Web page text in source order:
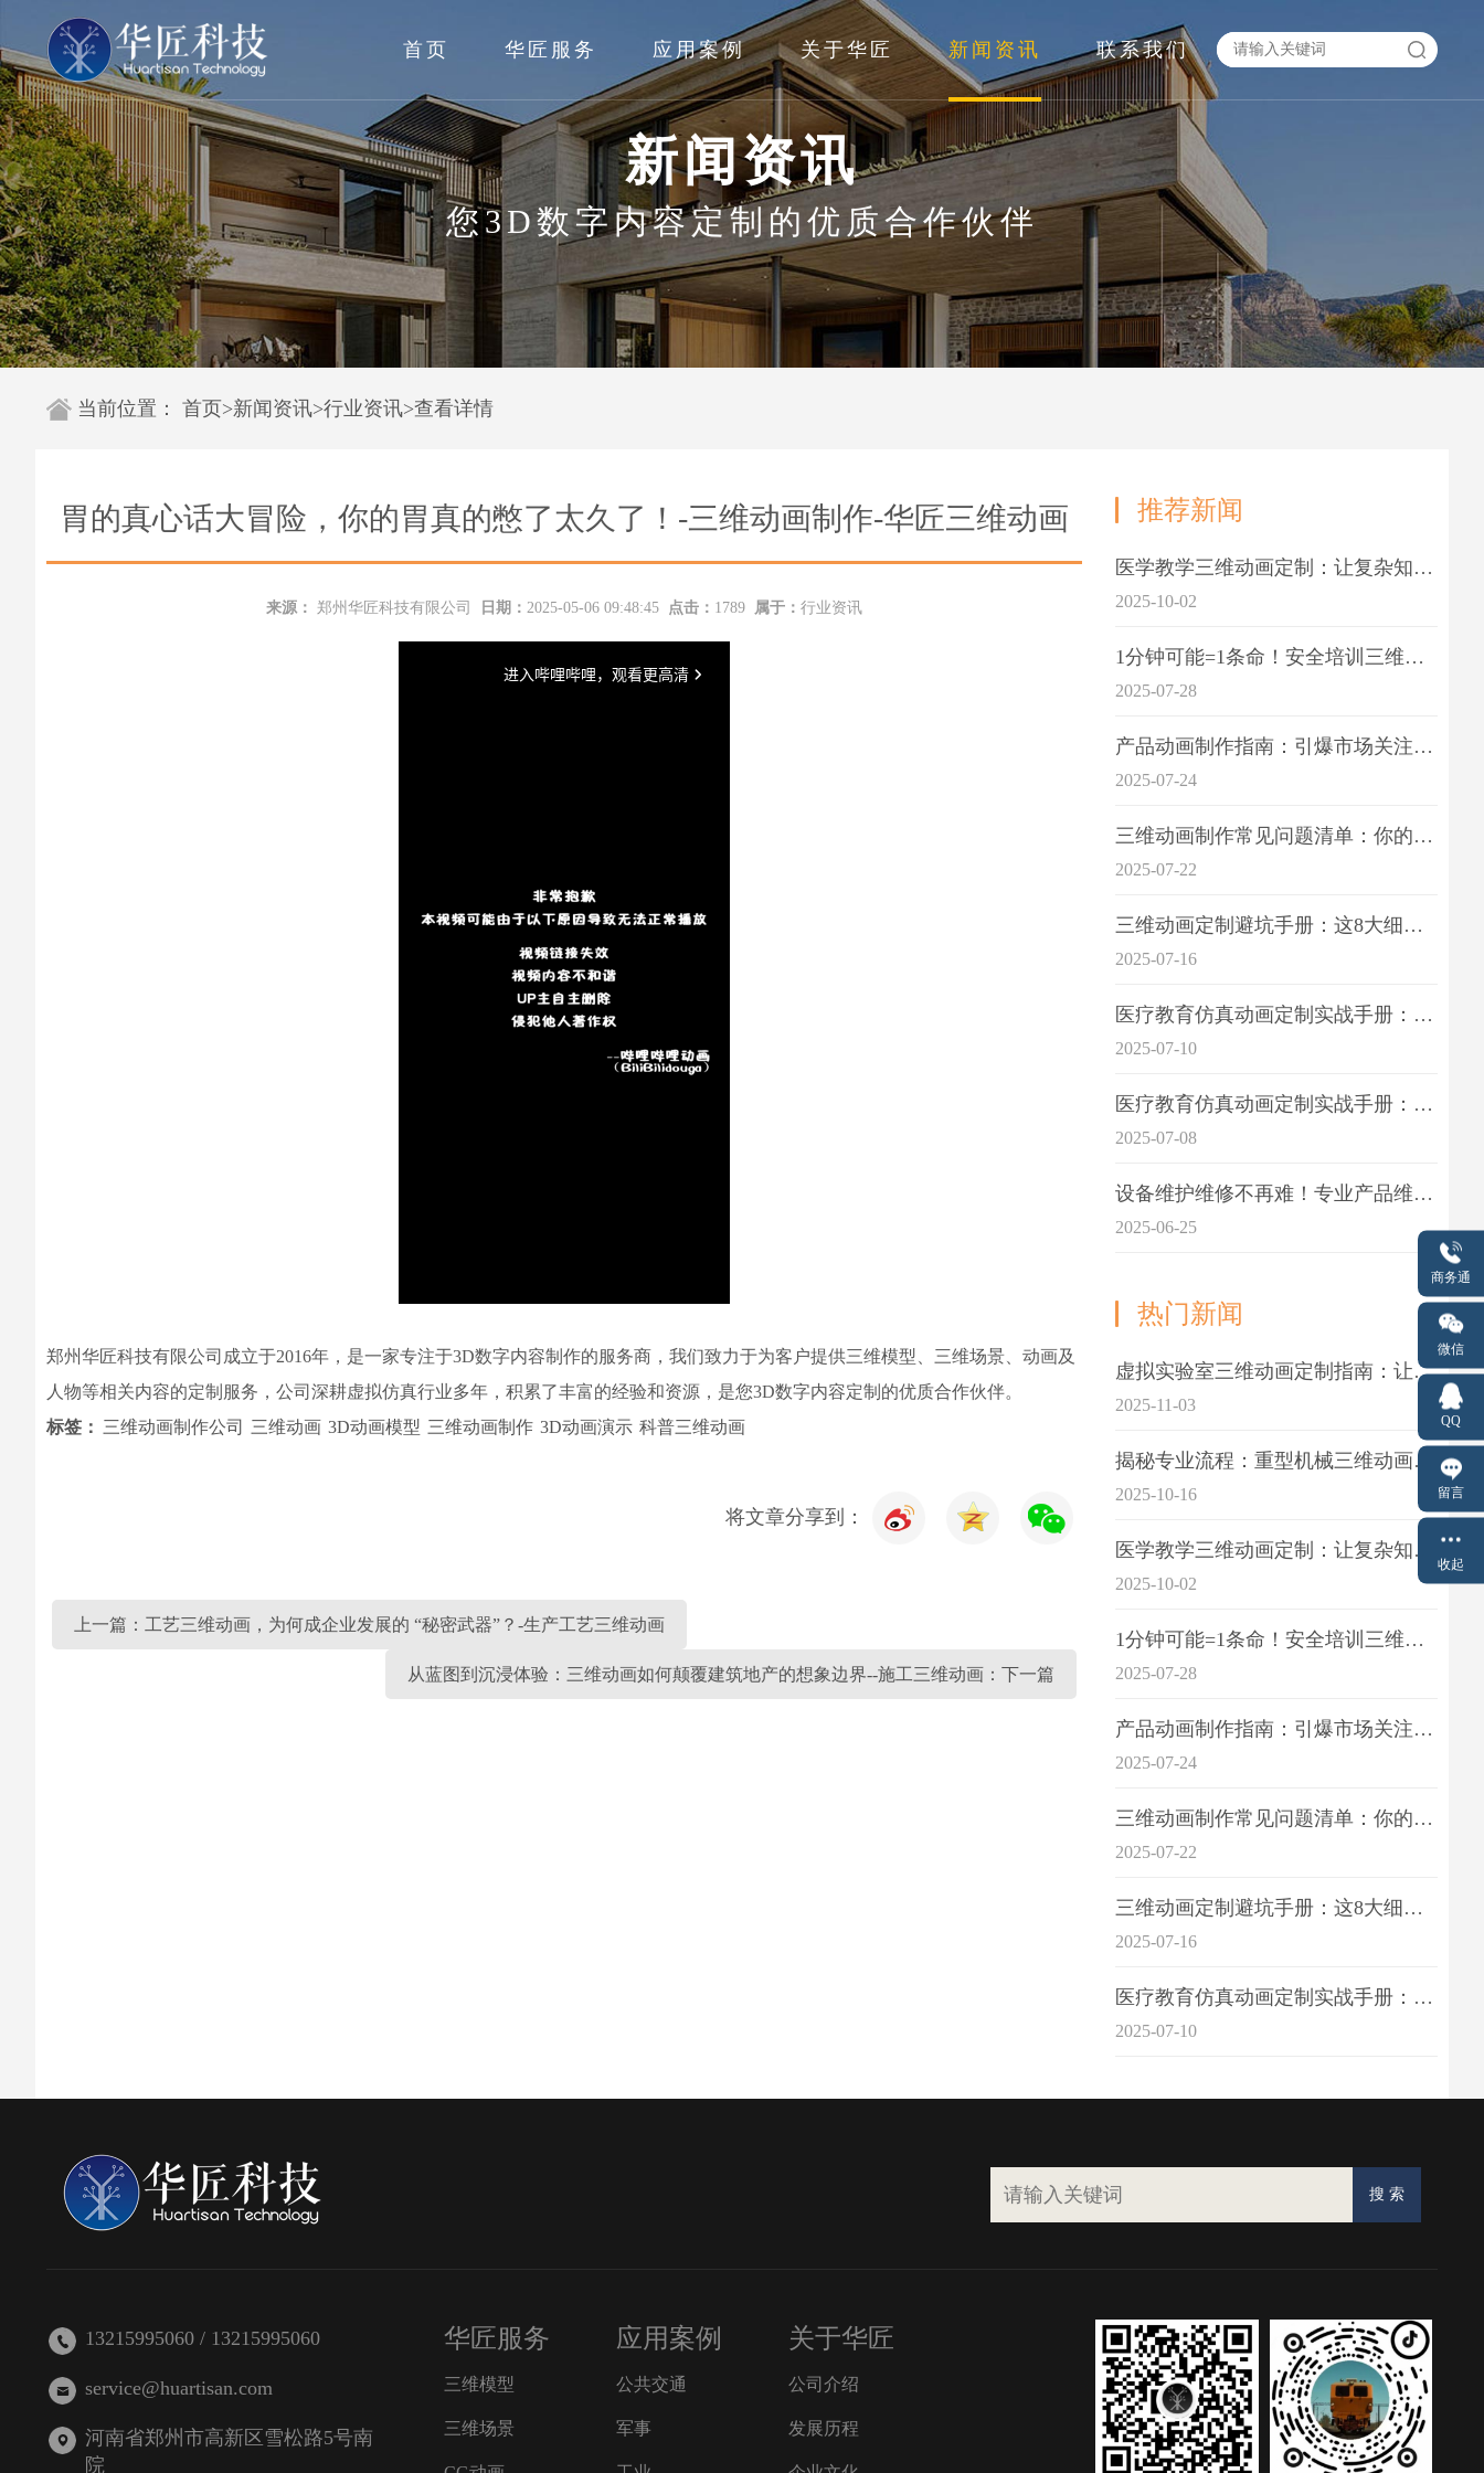
首页 华匠服务 应用案例 关于华匠 新闻资讯 联系我们
新闻资讯
您3D数字内容定制的优质合作伙伴
当前位置： 首页>新闻资讯>行业资讯>查看详情
胃的真心话大冒险，你的胃真的憋了太久了！-三维动画制作-华匠三维动画
来源： 郑州华匠科技有限公司 日期： 2025-05-06 09:48:45 点击： 1789 属于： 行业资讯
郑州华匠科技有限公司成立于2016年，是一家专注于3D数字内容制作的服务商，我们致力于为客户提供三维模型、三维场景、动画及
人物等相关内容的定制服务，公司深耕虚拟仿真行业多年，积累了丰富的经验和资源，是您3D数字内容定制的优质合作伙伴。
标签： 三维动画制作公司 三维动画 3D动画模型 三维动画制作 3D动画演示 科普三维动画
将文章分享到：
上一篇：工艺三维动画，为何成企业发展的 “秘密武器”？-生产工艺三维动画
从蓝图到沉浸体验：三维动画如何颠覆建筑地产的想象边界--施工三维动画：下一篇
推荐新闻
医学教学三维动画定制：让复杂知识一目了
2025-10-02
1分钟可能=1条命！安全培训三维动画制作成本效益深度拆解
2025-07-28
产品动画制作指南：引爆市场关注的视觉引擎
2025-07-24
三维动画制作常见问题清单：你的项目是否踩中这6大技术雷区？
2025-07-22
三维动画定制避坑手册：这8大细节重点关注
2025-07-16
医疗教育仿真动画定制实战手册：击破传统医学教育7大痛点
2025-07-10
医疗教育仿真动画定制实战手册：解决传统教学的7大痛点
2025-07-08
设备维护维修不再难！专业产品维护三维动画演示定制指南
2025-06-25
热门新闻
虚拟实验室三维动画定制指南：让科学教学更生动
2025-11-03
揭秘专业流程：重型机械三维动画制作的5大关键步骤
2025-10-16
医学教学三维动画定制：让复杂知识一目了
2025-10-02
1分钟可能=1条命！安全培训三维动画制作成本效益深度拆解
2025-07-28
产品动画制作指南：引爆市场关注的视觉引擎
2025-07-24
三维动画制作常见问题清单：你的项目是否踩中这6大技术雷区？
2025-07-22
三维动画定制避坑手册：这8大细节重点关注
2025-07-16
医疗教育仿真动画定制实战手册：击破传统医学教育7大痛点
2025-07-10
13215995060 / 13215995060
service@huartisan.com
河南省郑州市高新区雪松路5号南
院
华匠服务
三维模型
三维场景
应用案例
公共交通
军事
关于华匠
公司介绍
发展历程
商务通
微信
QQ
留言
收起